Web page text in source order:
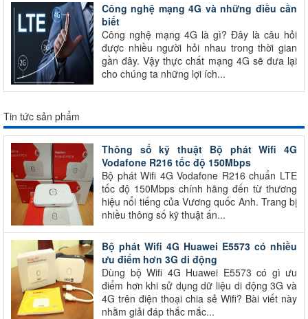
Công nghệ mạng 4G và những điều cần
biết
Công nghệ mạng 4G là gì? Đây là câu hỏi
được nhiều người hỏi nhau trong thời gian
gần đây. Vậy thực chất mạng 4G sẽ đưa lại
cho chúng ta những lợi ích...
Tin tức sản phẩm
Thông số kỹ thuật Bộ phát Wifi 4G
Vodafone R216 tốc độ 150Mbps
Bộ phát Wifi 4G Vodafone R216 chuẩn LTE
tốc độ 150Mbps chính hãng đến từ thương
hiệu nổi tiếng của Vương quốc Anh. Trang bị
nhiều thông số kỹ thuật ấn...
Bộ phát Wifi 4G Huawei E5573 có nhiều
ưu điểm hơn 3G di động
Dùng bộ Wifi 4G Huawei E5573 có gì ưu
điểm hơn khi sử dụng dữ liệu di động 3G và
4G trên điện thoại chia sẻ Wifi? Bài viết này
nhằm giải đáp thắc mắc...